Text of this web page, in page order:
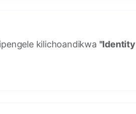
kilichoandikwa